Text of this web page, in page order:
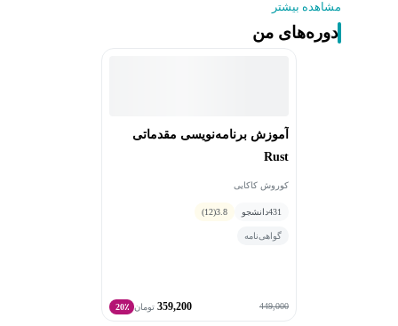
مشاهده بیشتر
دوره‌های من
آموزش برنامه‌نویسی مقدماتی
Rust
کوروش کاکایی
431دانشجو 3.8
(12)
گواهی‌نامه
449,000
359,200 تومان 20٪